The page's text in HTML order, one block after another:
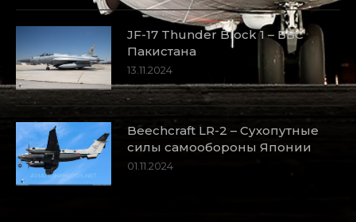
JF-17 Thunder Block 1 – ВВС
Пакистана
13.11.2024
Beechcraft LR-2 – Сухопутные
силы самообороны Японии
01.11.2024